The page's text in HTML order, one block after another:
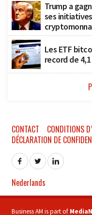
Trump a
ses
Les ETF
record de
CONTACT
CONDITIONS
DÉCLARATION DE
Nederlands
Business AM is part of